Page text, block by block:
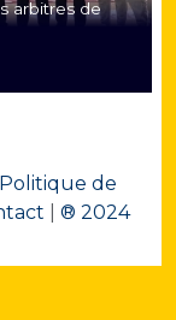
arbitres de
Politique de
® 2024